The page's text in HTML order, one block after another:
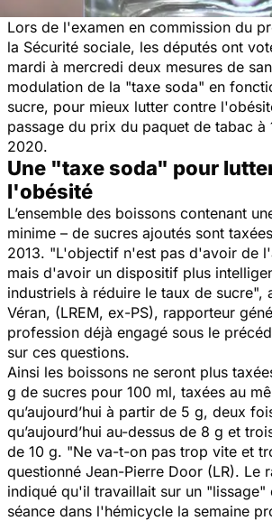
Lors de l'examen en commission du
la Sécurité sociale, les députés ont
mardi à mercredi deux mesures de
modulation de la "taxe soda" en
sucre, pour mieux lutter contre
passage du prix du paquet de tabac à
2020.
Une "taxe soda" pour
l'obésité
L’ensemble des boissons contenant
minime – de sucres ajoutés sont
2013. "L'objectif n'est pas d'avoir de
mais d'avoir un dispositif plus
industriels à réduire le taux de sucre",
Véran, (LREM, ex-PS), rapporteur
profession déjà engagé sous le
sur ces questions.
Ainsi les boissons ne seront plus
g de sucres pour 100 ml, taxées au
qu’aujourd’hui à partir de 5 g, deux
qu’aujourd’hui au-dessus de 8 g et
de 10 g. "Ne va-t-on pas trop vite et
questionné Jean-Pierre Door (LR). Le
indiqué qu'il travaillait sur un "lissage"
séance dans l'hémicycle la semaine